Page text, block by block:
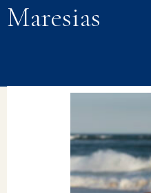
Maresias